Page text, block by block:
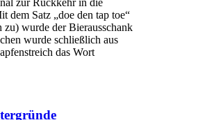
zur Rückkehr in die
dem Satz „doe den tap toe“
zu) wurde der Bierausschank
wurde schließlich aus
das Wort